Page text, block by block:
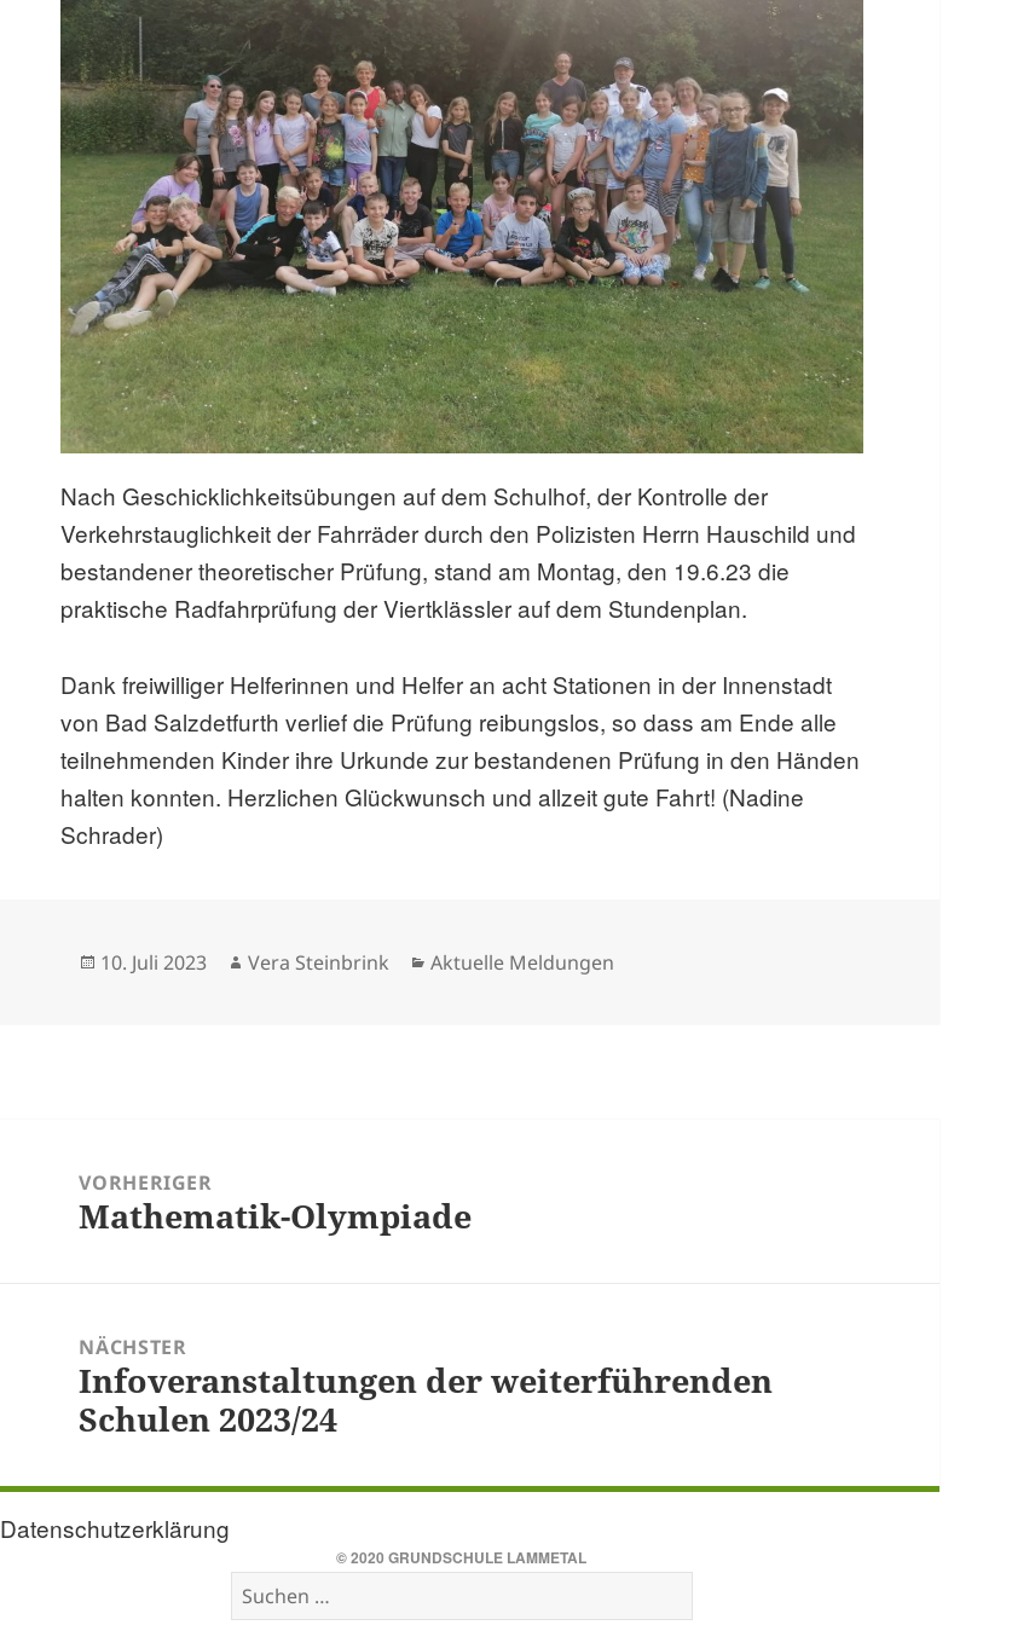
Nach Geschicklichkeitsübungen auf dem Schulhof, der Kontrolle der
Verkehrstauglichkeit der Fahrräder durch den Polizisten Herrn Hauschild und
bestandener theoretischer Prüfung, stand am Montag, den 19.6.23 die
praktische Radfahrprüfung der Viertklässler auf dem Stundenplan.
Dank freiwilliger Helferinnen und Helfer an acht Stationen in der Innenstadt
von Bad Salzdetfurth verlief die Prüfung reibungslos, so dass am Ende alle
teilnehmenden Kinder ihre Urkunde zur bestandenen Prüfung in den Händen
halten konnten. Herzlichen Glückwunsch und allzeit gute Fahrt! (Nadine
Schrader)
Veröffentlicht
10. Juli 2023 Autor
Vera Steinbrink Kategorien
Aktuelle Meldungen
VORHERIGER
Vorheriger
Mathematik-Olympiade
NÄCHSTER
Nächster
Beitrag:
Infoveranstaltungen der weiterführenden
Schulen 2023/24
Datenschutzerklärung
© 2020GRUNDSCHULE LAMMETAL
nach: